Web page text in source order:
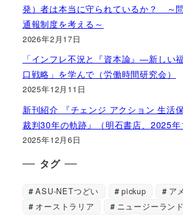
発）者は本当に守られているか？ ～
通報制度を考える～
2026年2月17日
「インフレ不況と『資本論』―新しい
口戦略」を学んで（労働時間研究会）
2025年12月11日
新刊紹介 『チェンジ アクション 生活
裁判30年の軌跡』（明石書店、2025年
2025年12月6日
タグ
ASU-NETつどい pickup
ア
オーストラリア
ニュージーランド